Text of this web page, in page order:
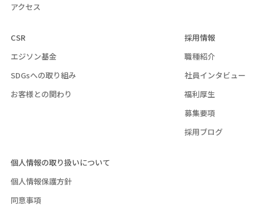
アクセス
CSR
エジソン基金
SDGsへの取り組み
お客様との関わり
採用情報
職種紹介
社員インタビュー
福利厚生
募集要項
採用ブログ
個人情報の取り扱いについて
個人情報保護方針
同意事項